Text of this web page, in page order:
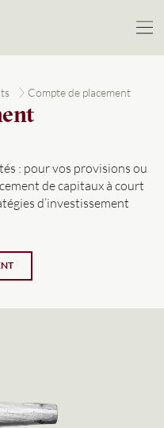
Compte de placement
: pour vos provisions ou
de capitaux à court
d’investissement